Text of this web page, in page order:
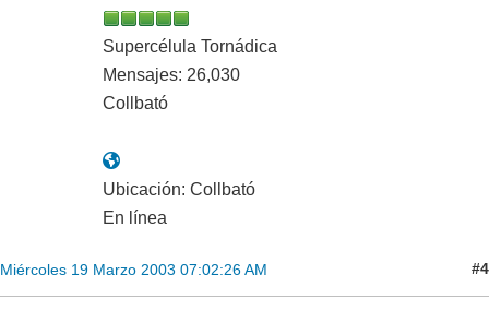
Supercélula Tornádica
Mensajes: 26,030
Collbató
Ubicación: Collbató
En línea
Miércoles 19 Marzo 2003 07:02:26 AM #4